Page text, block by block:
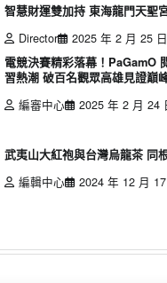
智慧財運雙加持 東海龍門天聖
Director
2025 年 2 月 25 日
電競決賽精彩落幕！PaGamO
習熱潮 破百名觀眾高雄見證巔
編審中心
2025 年 2 月 24
武夷山大紅袍與台灣烏龍茶 同
編輯中心
2024 年 12 月